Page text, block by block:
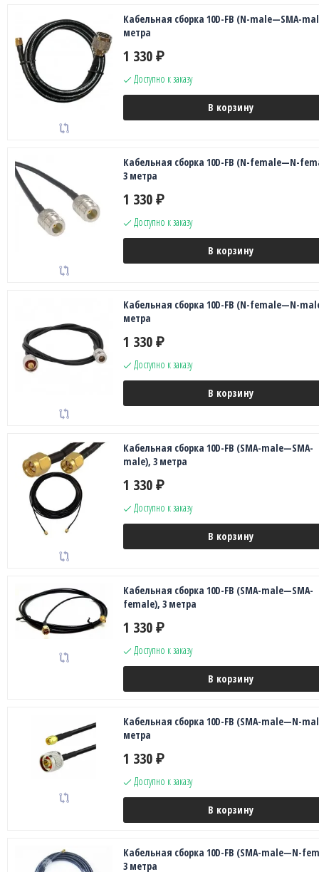
Кабельная сборка 10D-FB (N-male—SMA-
метра
1 330 ₽
Доступно к заказу
В корзину
Кабельная сборка 10D-FB (N-female—N-
3 метра
1 330 ₽
Доступно к заказу
В корзину
Кабельная сборка 10D-FB (N-female—N-
метра
1 330 ₽
Доступно к заказу
В корзину
Кабельная сборка 10D-FB (SMA-male—SMA-
male), 3 метра
1 330 ₽
Доступно к заказу
В корзину
Кабельная сборка 10D-FB (SMA-male—SMA-
female), 3 метра
1 330 ₽
Доступно к заказу
В корзину
Кабельная сборка 10D-FB (SMA-male—N-
метра
1 330 ₽
Доступно к заказу
В корзину
Кабельная сборка 10D-FB (SMA-male—N-
3 метра